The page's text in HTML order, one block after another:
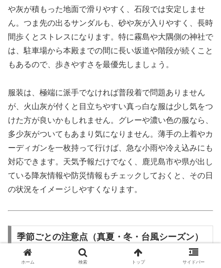
や灰が積もった地面で滑りやすく、石段では安定しませ
ん。つま先の出るサンダルも、砂や灰が入りやすく、長時
間歩くとストレスになります。特に霧島や大隅側の神社で
は、駐車場から本殿までの間に長い坂道や階段が続くこと
もあるので、歩きやすさを最優先しましょう。
服装は、極端に派手でなければ普段着で問題ありません
が、火山灰が付くと目立ちやすい真っ白な服は少し気をつ
けた方が良いかもしれません。グレーや濃い色の服なら、
多少灰がついてもあまり気になりません。薄手の上着やカ
ーディガンを一枚持って行けば、急な小雨や冷え込みにも
対応できます。天気予報だけでなく、鹿児島市や県が出し
ている降灰情報や防災情報もチェックしておくと、その日
の状況をイメージしやすくなります。
季節ごとの注意点（真夏・冬・台風シーズン）
ホーム 検索 トップ サイドバー